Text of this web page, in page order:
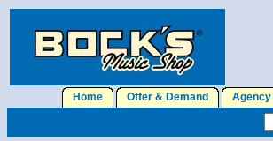
Home Offer & Demand Agency